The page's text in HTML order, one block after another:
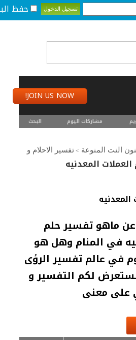
حفظ
JOIN US NOW!
مشاركات اليوم البحث
النت المنوعة > تفسير الاحلام و
المعدنيه
عن ماهو تفسير حلم
في المنام وهل هو
في عالم تفسير الرؤى
نستعرض لكم التفسير و
على معنى